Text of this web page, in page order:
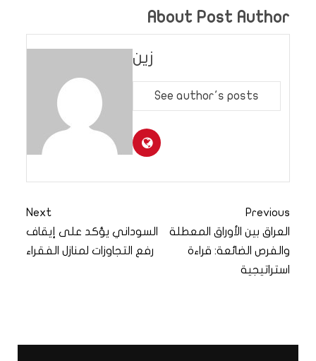
About Post Author
زين
See author's posts
Previous
العراق بين الأوراق المعطلة
والفرص الضائعة: قراءة
استراتيجية
Next
السوداني يؤكد على إيقاف
رفع التجاوزات لمنازل الفقراء